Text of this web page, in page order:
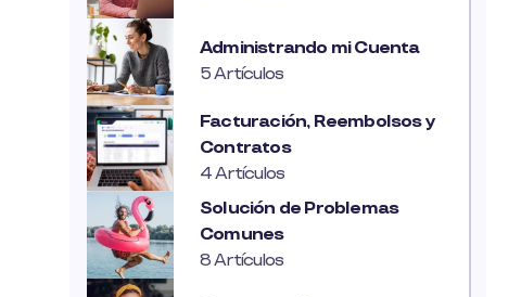
Administrando mi Cuenta
5 Artículos
Facturación, Reembolsos y
Contratos
4 Artículos
Solución de Problemas
Comunes
8 Artículos